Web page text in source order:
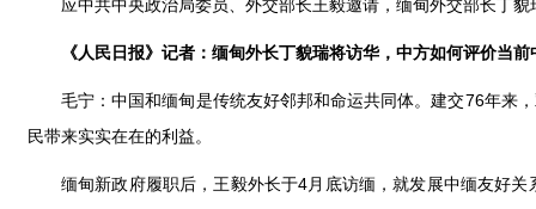
应中共中央政治局委员、外交部长王毅邀请，缅甸外交部长丁
《人民日报》记者：缅甸外长丁貌瑞将访华，中方如何评价当
毛宁：中国和缅甸是传统友好邻邦和命运共同体。建交76年来
民带来实实在在的利益。
缅甸新政府履职后，王毅外长于4月底访缅，就发展中缅友好